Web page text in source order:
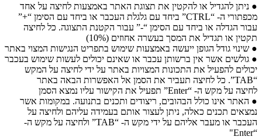
● ניתן להגדיל או להקטין את תצוגת האתר באמצעות לחיצה על אחד
מכפתורי ה- “CTRL” ביחד עם גלגלת העכבר או ביחד עם הסימן “+”
עבור הגדלה או ביחד עם הסימן “-” עבור הקטנת התצוגה. כל לחיצה
תקטין או תגדיל את המסך בעשרה אחוזים (10%)
● שינוי גודל הגופן ייעשה באמצעות שימוש בתפריט הנגישות המצוי באתר
● גולשים אשר אין ברשותן עכבר או שאינם יכולים לעשות שימוש בעכבר
יכולים להפעיל את התכונות המצויות באתר על ידי לחיצה על המקש
“TAB”. כל לחיצה תעביר את הסמן אל האפשרות הבאה באתר
לחיצה על מקש ה- “Enter” תפעיל את הקישור עליו נמצא הסמן
● האתר אינו כולל הבהובים, ריצודים ותכנים בתנועה. במקומות אשר
נמצאים תכנים כאלה, ניתן לעצור אותם בעמידה עליהם ולחיצה על
העכבר או מעבר אליהם על ידי מקש ה- “TAB” ולחיצה על מקש ה-
“Enter"